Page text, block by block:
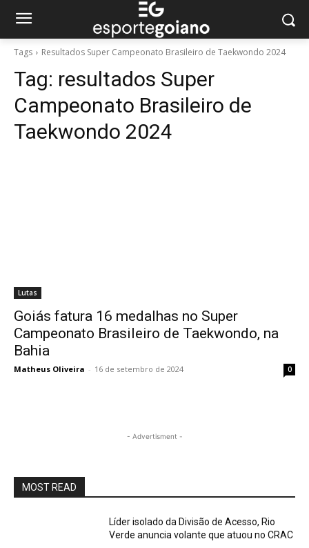
Tags Resultados Super Campeonato Brasileiro de Taekwondo 2024
Tag: resultados Super
Campeonato Brasileiro de
Taekwondo 2024
Lutas
Goiás fatura 16 medalhas no Super
Campeonato Brasileiro de Taekwondo, na
Bahia
Matheus Oliveira - 16 de setembro de 2024 0
- Advertisment -
MOST READ
Líder isolado da Divisão de Acesso, Rio
Verde anuncia volante que atuou no CRAC